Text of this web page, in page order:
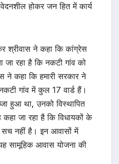
होकर जन हित में कार्य
श्रीवास ने कहा कि कांग्रेस
जा रहा है कि नकटी गांव को
ने कहा कि हमारी सरकार ने
गांव में कुल 17 वार्ड हैं।
हुआ था, उनको विस्थापित
कहा जा रहा है कि विधायकों के
सच नहीं है। इन आवासों में
सामूहिक आवास योजना की